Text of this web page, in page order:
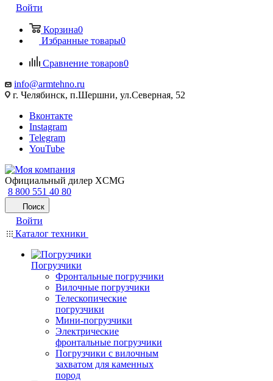
Войти
Корзина0
Избранные товары0
Сравнение товаров0
info@armtehno.ru
г. Челябинск, п.Шершни, ул.Северная, 52
Вконтакте
Instagram
Telegram
YouTube
Официальный дилер XCMG
8 800 551 40 80
Поиск
Войти
Каталог техники
Погрузчики
Фронтальные погрузчики
Вилочные погрузчики
Телескопические
погрузчики
Мини-погрузчики
Электрические
фронтальные погрузчики
Погрузчики с вилочным
захватом для каменных
пород